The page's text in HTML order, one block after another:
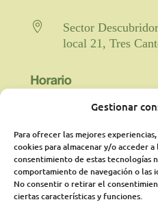
Gestionar
Para ofrecer las mejores
cookies para almacenar y/o acceder
consentimiento de estas tecnologías
comportamiento de navegación o las
No consentir o retirar el
ciertas características y funciones.

Sector
local 21, Tres
Horario
viernes de 9:00 a
ininterrumpido.
Psicología: Lunes
presencialmente y